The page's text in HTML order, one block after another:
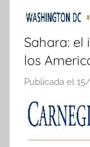
Sahara:
los
Publicada el